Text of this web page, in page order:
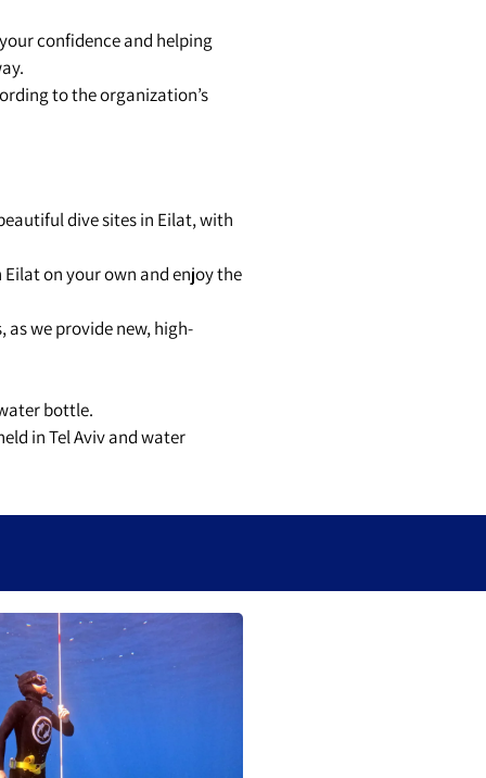
confidence and helping
to the organization’s
dive sites in Eilat, with
Eilat on your own and enjoy the
we provide new, high-
bottle.
in Tel Aviv and water